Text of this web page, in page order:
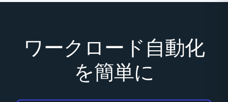
ワークロード自動化
を簡単に